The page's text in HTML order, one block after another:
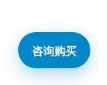
咨询购买